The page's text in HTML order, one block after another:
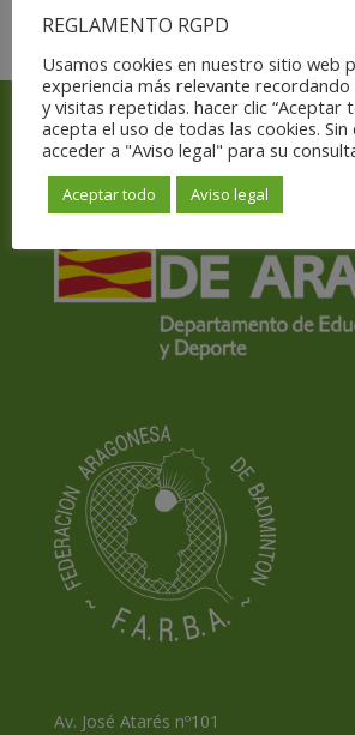
Con el apoyo y subvención de
Av. José Atarés nº101
REGLAMENTO RGPD
Usamos cookies en nuestro sitio web
experiencia más relevante recordando
y visitas repetidas. hacer clic “Aceptar
acepta el uso de todas las cookies.
acceder a "Aviso legal" para su
Aceptar todo Aviso legal